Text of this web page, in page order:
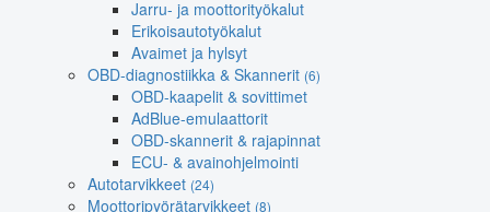
Jarru- ja moottorityökalut
Erikoisautotyökalut
Avaimet ja hylsyt
OBD-diagnostiikka & Skannerit (6)
OBD-kaapelit & sovittimet
AdBlue-emulaattorit
OBD-skannerit & rajapinnat
ECU- & avainohjelmointi
Autotarvikkeet (24)
Moottoripyörätarvikkeet (8)